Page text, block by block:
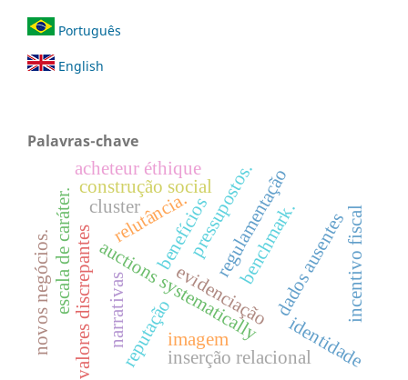
Português
English
Palavras-chave
auctions systematicallybenchmark.
evidenciação
benefíciosregulamentação
relutância.
narrativas
construção social
valores discrepantes dados ausentes
pressupostos.
reputaçãoimagem identidade
escala de caráter.
inserção relacional
novos negócios.
acheteur éthique
cluster incentivo fiscal